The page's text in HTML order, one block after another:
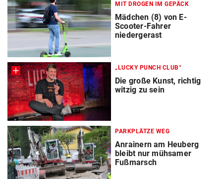
MIT DROGEN IM GEPÄCK
Mädchen (8) von E-
Scooter-Fahrer
niedergerast
„LUCKY PUNCH CLUB“
Die große Kunst, richtig
witzig zu sein
PARKPLÄTZE WEG
Anrainern am Heuberg
bleibt nur mühsamer
Fußmarsch